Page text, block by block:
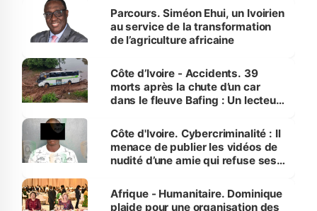
Parcours. Siméon Ehui, un Ivoirien
au service de la transformation
de l’agriculture africaine
Côte d’Ivoire - Accidents. 39
morts après la chute d’un car
dans le fleuve Bafing : Un lecteur
des Transports
Côte d'Ivoire. Cybercriminalité : Il
menace de publier les vidéos de
nudité d’une amie qui refuse ses
Afrique - Humanitaire. Dominique
plaide pour une organisation des